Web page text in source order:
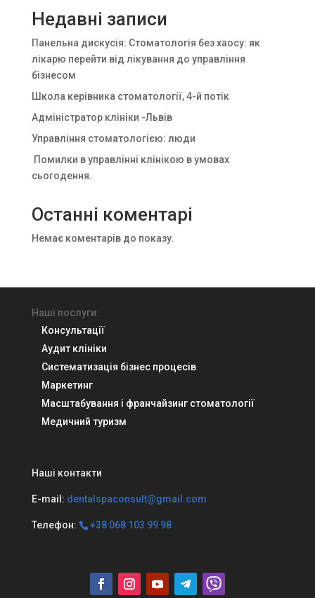
Недавні записи
Панельна дискусія: Стоматологія без хаосу: як
лікарю перейти від лікування до управління
бізнесом
Школа керівника стоматології, 4-й потік
Адміністратор клініки -Львів
Управління стоматологією: люди
Помилки в управлінні клінікою в умовах
сьогодення.
Останні коментарі
Немає коментарів до показу.
Наші послуги:
Консультації
Аудит клініки
Систематизація бізнес процесів
Маркетинг
Масштабування і франчайзинг стоматології
Медичний туризм
Наші контакти
E-mail: dentalspaconsult@gmail.com
Телефон: +38 068 103 99 98